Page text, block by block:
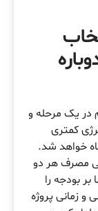
در یک مرحله و
کمتری
خواهد شد.
مصرف هر دو
بر بودجه را
و زمانی پروژه